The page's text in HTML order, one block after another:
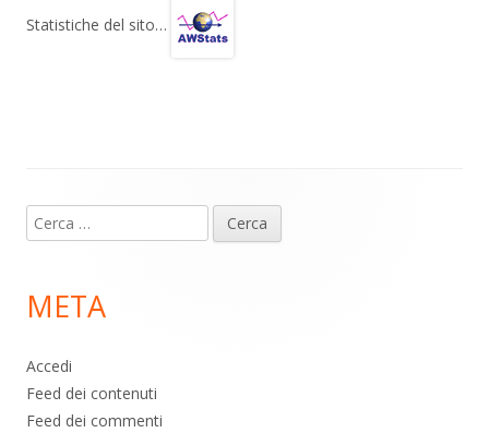
gr s b
Statistiche del sito…
piè
pagina
Ricerca
per:
META
Accedi
Feed dei contenuti
Feed dei commenti